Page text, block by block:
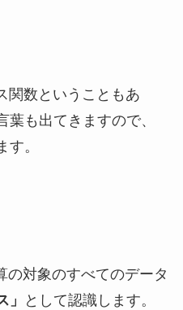
関数ということもあ
葉も出てきますので、
。
の対象のすべてのデータ
」 として認識します。